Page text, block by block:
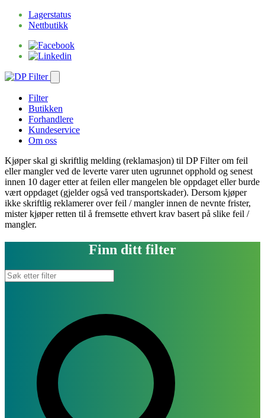
Lagerstatus
Nettbutikk
Filter
Butikken
Forhandlere
Kundeservice
Om oss
Kjøper skal gi skriftlig melding (reklamasjon) til DP Filter om feil
eller mangler ved de leverte varer uten ugrunnet opphold og senest
innen 10 dager etter at feilen eller mangelen ble oppdaget eller burde
vært oppdaget (gjelder også ved transportskader). Dersom kjøper
ikke skriftlig reklamerer over feil / mangler innen de nevnte frister,
mister kjøper retten til å fremsette ethvert krav basert på slike feil /
mangler.
Finn ditt filter